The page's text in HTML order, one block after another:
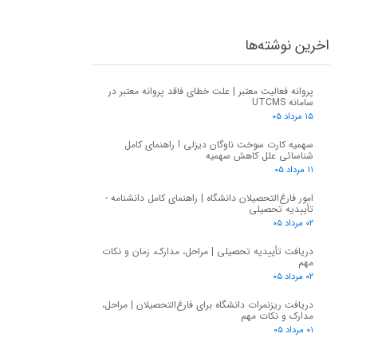
اخرین نوشته‌ها
پروانه فعالیت معتبر | علت خطای فاقد پروانه معتبر در
سامانه UTCMS
۱۵ مرداد ۰۵
سهمیه کارت سوخت ناوگان دیزلی I راهنمای کامل
شناسائی علل کاهش سهمیه
۱۱ مرداد ۰۵
امور فارغ‌التحصیلان دانشگاه | راهنمای کامل دانشنامه -
تأییدیه تحصیلی
۰۲ مرداد ۰۵
دریافت تأییدیه تحصیلی | مراحل، مدارک، زمان و نکات
مهم
۰۲ مرداد ۰۵
دریافت ریزنمرات دانشگاه برای فارغ‌التحصیلان | مراحل،
مدارک و نکات مهم
۰۱ مرداد ۰۵